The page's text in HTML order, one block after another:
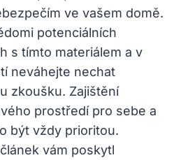
ve vašem domě.
potenciálních
s tímto materiálem a v
neváhejte nechat
zkoušku. Zajištění
prostředí pro sebe a
být vždy prioritou.
vám poskytl